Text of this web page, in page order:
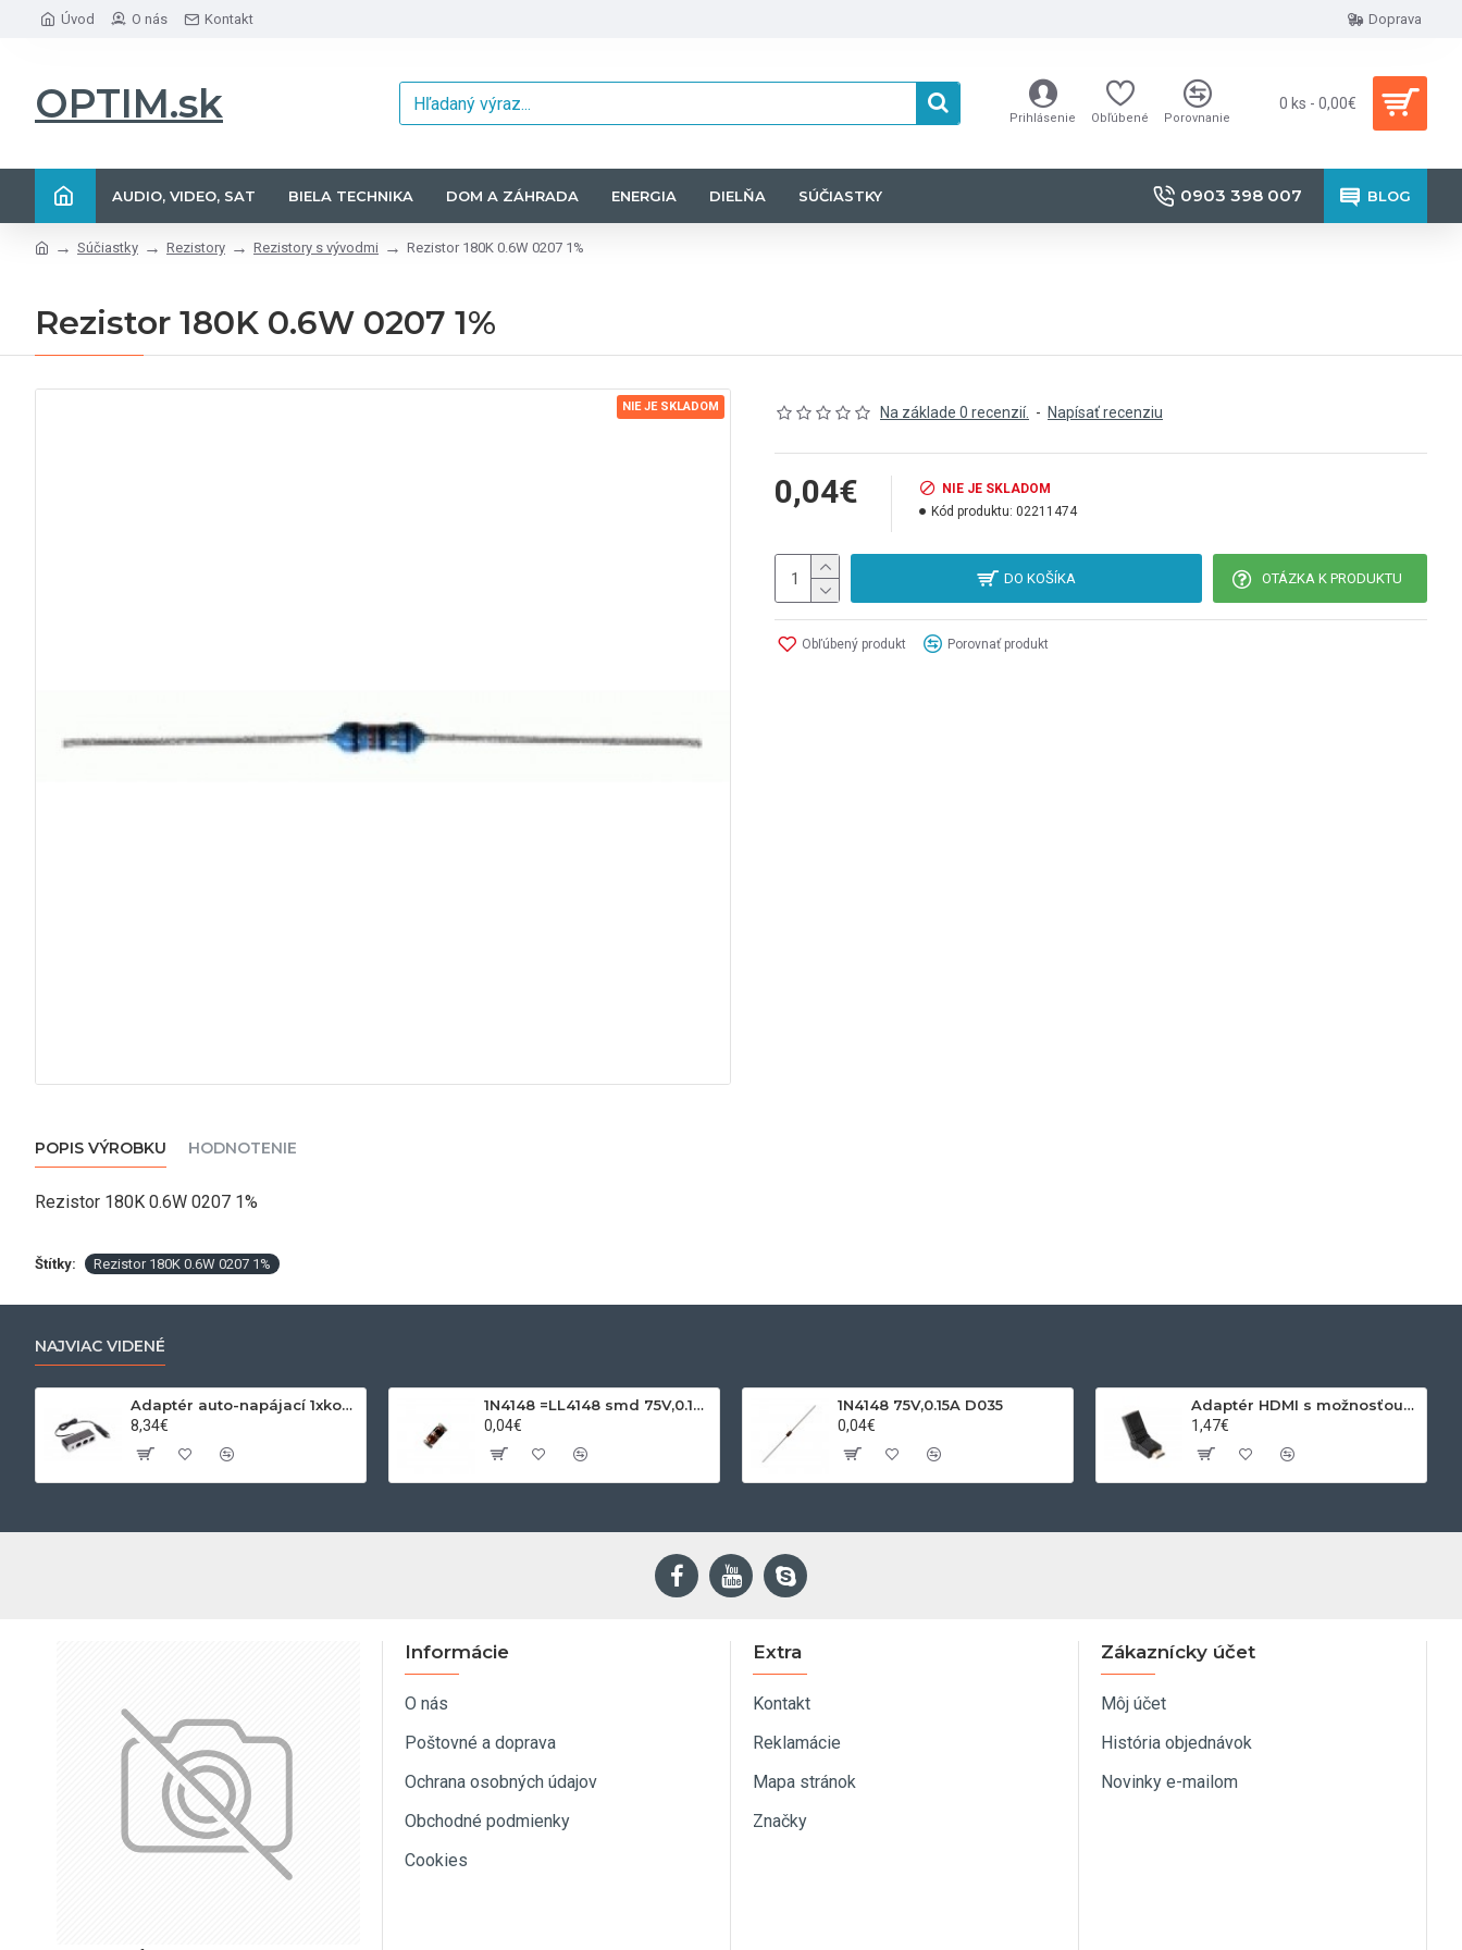
Úvod O nás Kontakt Doprava
OPTIM.sk Prihlásenie Obľúbené Porovnanie
0 ks - 0,00€
AUDIO, VIDEO, SAT BIELA TECHNIKA DOM A ZÁHRADA ENERGIA DIELŇA SÚČIASTKY 0903 398 007 BLOG
Súčiastky Rezistory Rezistory s vývodmi Rezistor 180K 0.6W 0207 1%
Rezistor 180K 0.6W 0207 1%
NIE JE SKLADOM Na základe 0 recenzií. - Napísať recenziu
0,04€
NIE JE SKLADOM
Kód produktu: 02211474
DO KOŠÍKA OTÁZKA K PRODUKTU
Obľúbený produkt Porovnať produkt
POPIS VÝROBKU HODNOTENIE
Rezistor 180K 0.6W 0207 1%
Štítky: Rezistor 180K 0.6W 0207 1%
NAJVIAC VIDENÉ
Adaptér auto-napájací 1xkon./3x zdierka- 12/24V, USB 1000mA
8,34€
1N4148 =LL4148 smd 75V,0.15A SOD80C
0,04€
1N4148 75V,0.15A D035
0,04€
Adaptér HDMI s možnosťou otáčania
1,47€
Informácie
O nás
Poštovné a doprava
Ochrana osobných údajov
Obchodné podmienky
Cookies
Extra
Kontakt
Reklamácie
Mapa stránok
Značky
Zákaznícky účet
Môj účet
História objednávok
Novinky e-mailom